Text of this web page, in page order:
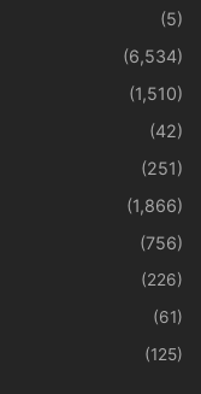
(5)
(6,534)
(1,510)
(42)
(251)
(1,866)
(756)
(226)
(61)
(125)